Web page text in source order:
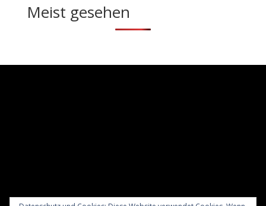
Meist gesehen